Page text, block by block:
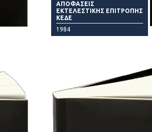
ΑΠΟΦΑΣΕΙΣ
ΕΚΤΕΛΕΣΤΙΚΗΣ ΕΠΙΤΡΟΠΗΣ
ΚΕΔΕ
1984